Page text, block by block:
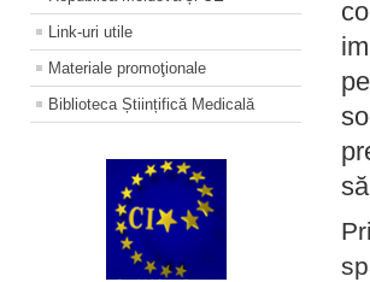
Link-uri utile
Materiale promoţionale
Biblioteca Științifică Medicală